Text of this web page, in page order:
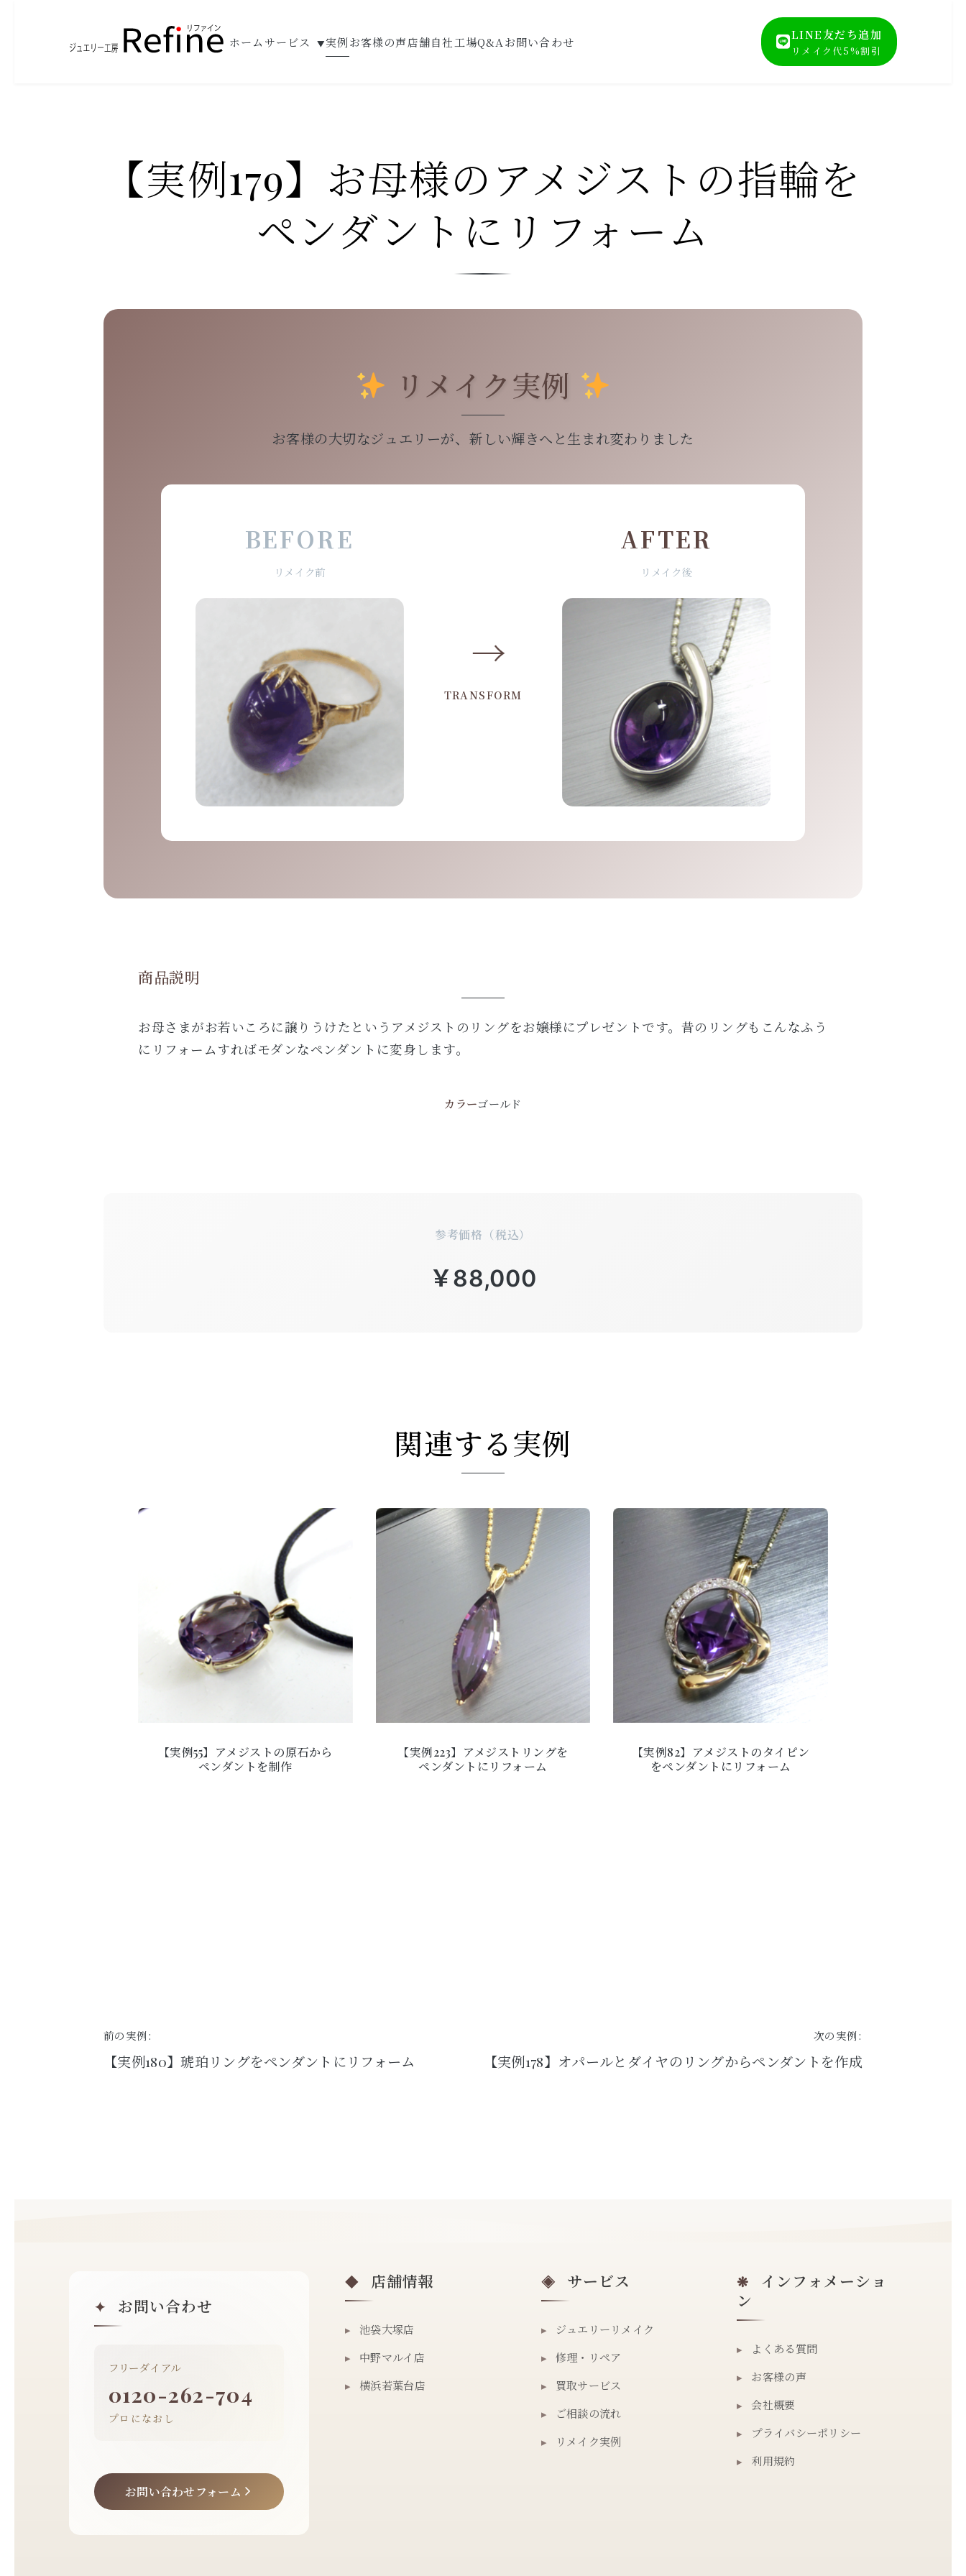
ホーム サービス ▼ 実例お客様の声店舗自社工場Q&A お問い合わせ LINE友だち追加
リメイク代5%割引
【実例179】お母様のアメジストの指輪を
ペンダントにリフォーム
リメイク実例
お客様の大切なジュエリーが、新しい輝きへと生まれ変わりました
BEFORE
リメイク前
→
TRANSFORM
AFTER
リメイク後
商品説明
お母さまがお若いころに譲りうけたというアメジストのリングをお嬢様にプレゼントです。昔のリングもこんなふう
にリフォームすればモダンなペンダントに変身します。
カラーゴールド
参考価格（税込）
￥88,000
関連する実例
【実例55】アメジストの原石から
ペンダントを制作
【実例223】アメジストリングを
ペンダントにリフォーム
【実例82】アメジストのタイピン
をペンダントにリフォーム
前の実例:
【実例180】琥珀リングをペンダントにリフォーム
次の実例:
【実例178】オパールとダイヤのリングからペンダントを作成
✦ お問い合わせ
フリーダイアル
0120-262-704
プロになおし
お問い合わせフォーム
◆ 店舗情報
▸
池袋大塚店
▸
中野マルイ店
▸
横浜若葉台店
◈ サービス
▸
ジュエリーリメイク
▸
修理・リペア
▸
買取サービス
▸
ご相談の流れ
▸
リメイク実例
❋
インフォメーショ
ン
▸
よくある質問
▸
お客様の声
▸
会社概要
▸
プライバシーポリシー
▸
利用規約